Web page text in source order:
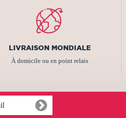
LIVRAISON MONDIALE
À domicile ou en point relais